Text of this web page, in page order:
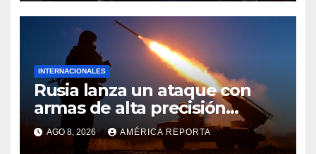
INTERNACIONALES
Rusia lanza un ataque con
armas de alta precisión
contra la industria militar en
Kiev
AGO 8, 2026 AMÉRICA REPORTA